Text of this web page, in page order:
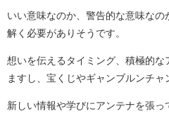
いい意味なのか、警告的な意味な
解く必要がありそうです。
想いを伝えるタイミング、積極的
ますし、宝くじやギャンブルンチャ
新しい情報や学びにアンテナを張っ